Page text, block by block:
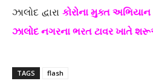
ઝાલોદ દ્વારા કોરોના મુક્ત
ઝાલોદ નગરના ભરત ટાવર ખાતે
TAGS flash